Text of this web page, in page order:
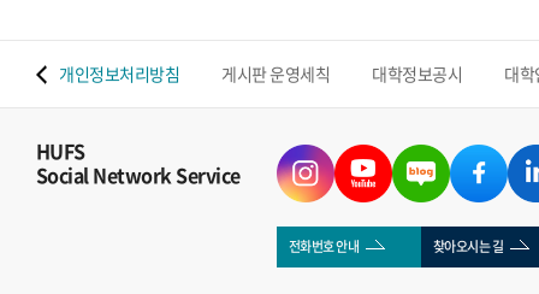
개인정보처리방침 게시판 운영세칙 대학정보공시 대
HUFS
Social Network Service
전화번호 안내 찾아오시는 길